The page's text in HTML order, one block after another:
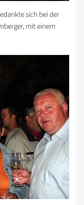
sich bei der
mit einem